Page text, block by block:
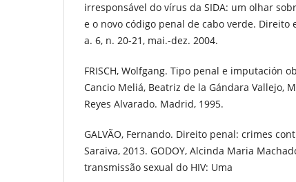
irresponsável do vírus da SIDA: um olhar
e o novo código penal de cabo verde. Direito
a. 6, n. 20-21, mai.-dez. 2004.
FRISCH, Wolfgang. Tipo penal e imputación
Cancio Meliá, Beatriz de la Gándara Vallejo,
Reyes Alvarado. Madrid, 1995.
GALVÃO, Fernando. Direito penal: crimes
Saraiva, 2013. GODOY, Alcinda Maria
transmissão sexual do HIV: Uma